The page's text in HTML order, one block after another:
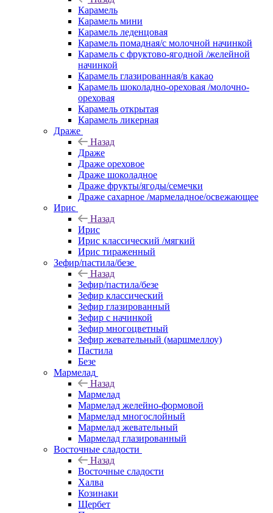
Карамель
Карамель мини
Карамель леденцовая
Карамель помадная/с молочной начинкой
Карамель с фруктово-ягодной /желейной
начинкой
Карамель глазированная/в какао
Карамель шоколадно-ореховая /молочно-
ореховая
Карамель открытая
Карамель ликерная
Драже
Назад
Драже
Драже ореховое
Драже шоколадное
Драже фрукты/ягоды/семечки
Драже сахарное /мармеладное/освежающее
Ирис
Назад
Ирис
Ирис классический /мягкий
Ирис тираженный
Зефир/пастила/безе
Назад
Зефир/пастила/безе
Зефир классический
Зефир глазированный
Зефир с начинкой
Зефир многоцветный
Зефир жевательный (маршмеллоу)
Пастила
Безе
Мармелад
Назад
Мармелад
Мармелад желейно-формовой
Мармелад многослойный
Мармелад жевательный
Мармелад глазированный
Восточные сладости
Назад
Восточные сладости
Халва
Козинаки
Щербет